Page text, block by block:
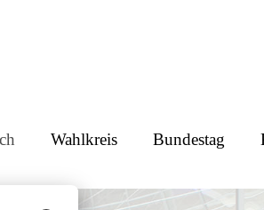
Wahlkreis Bundestag